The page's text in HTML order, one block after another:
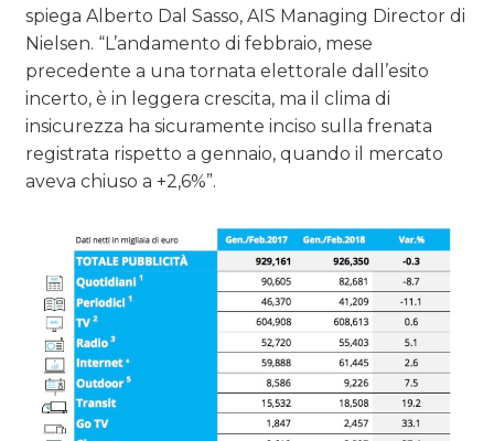
spiega Alberto Dal Sasso, AIS Managing Director di
Nielsen. “L’andamento di febbraio, mese
precedente a una tornata elettorale dall’esito
incerto, è in leggera crescita, ma il clima di
insicurezza ha sicuramente inciso sulla frenata
registrata rispetto a gennaio, quando il mercato
aveva chiuso a +2,6%”.